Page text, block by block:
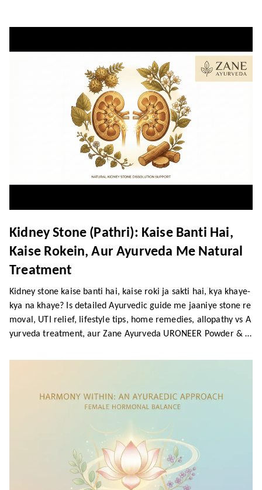
Kidney Stone (Pathri): Kaise Banti Hai,
Kaise Rokein, Aur Ayurveda Me Natural
Treatment
Kidney stone kaise banti hai, kaise roki ja sakti hai, kya khaye-
kya na khaye? Is detailed Ayurvedic guide me jaaniye stone re
moval, UTI relief, lifestyle tips, home remedies, allopathy vs A
yurveda treatment, aur Zane Ayurveda URONEER Powder & S